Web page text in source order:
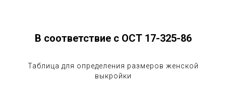
В соответствие с ОСТ 17-325-86
Таблица для определения размеров женской
выкройки